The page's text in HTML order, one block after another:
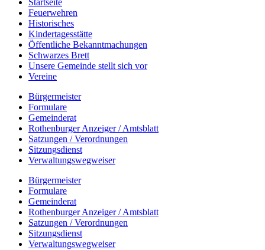
Startseite
Feuerwehren
Historisches
Kindertagesstätte
Öffentliche Bekanntmachungen
Schwarzes Brett
Unsere Gemeinde stellt sich vor
Vereine
Bürgermeister
Formulare
Gemeinderat
Rothenburger Anzeiger / Amtsblatt
Satzungen / Verordnungen
Sitzungsdienst
Verwaltungswegweiser
Bürgermeister
Formulare
Gemeinderat
Rothenburger Anzeiger / Amtsblatt
Satzungen / Verordnungen
Sitzungsdienst
Verwaltungswegweiser